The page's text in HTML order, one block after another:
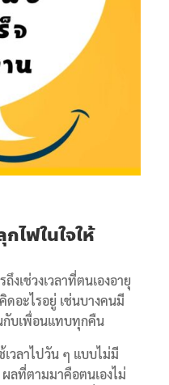
ไฟในใจให้
งเช่วงเวลาที่ตนเองอายุ
อะไรอยู่ เช่นบางคนมี
กับเพื่อนแทบทุกคืน
วลาไปวัน ๆ แบบไม่มี
ลที่ตามมาคือตนเองไม่